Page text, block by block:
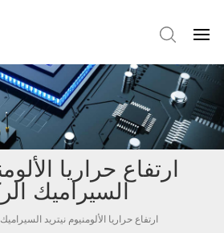
ارتفاع حراريا
السيراميك
ارتفاع حراريا الألومنيوم نيتريد